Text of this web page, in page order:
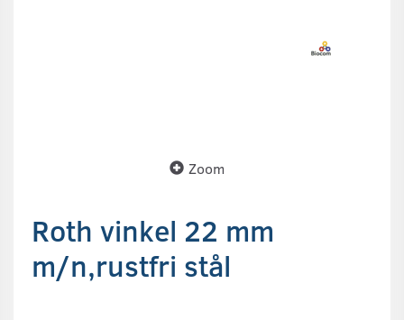
Zoom
Roth vinkel 22 mm
m/n,rustfri stål